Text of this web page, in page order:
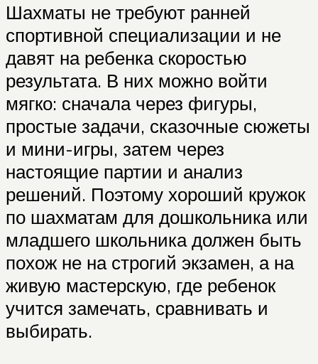
Шахматы не требуют ранней
спортивной специализации и не
давят на ребенка скоростью
результата. В них можно войти
мягко: сначала через фигуры,
простые задачи, сказочные сюжеты
и мини-игры, затем через
настоящие партии и анализ
решений. Поэтому хороший кружок
по шахматам для дошкольника или
младшего школьника должен быть
похож не на строгий экзамен, а на
живую мастерскую, где ребенок
учится замечать, сравнивать и
выбирать.